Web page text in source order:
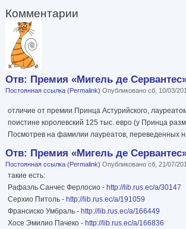
Комментарии
Отв: Премия «Мигель де
Постоянная ссылка (Permalink) Опубликовано сб, 10/03/
отличие от премии Принца Астурийского,
поистине королевский 125 тыс. евро (у Принца
Посмотрев на фамилии лауреатов, переведенных
Отв: Премия «Мигель де
Постоянная ссылка (Permalink) Опубликовано сб, 21/07/
такие есть:
Рафаэль Санчес Ферлосио - http://lib.rus.ec/a/30147
Серхио Питоль - http://lib.rus.ec/a/191059
Франсиско Умбраль - http://lib.rus.ec/a/166449
Хосе Эмилио Пачеко - http://lib.rus.ec/a/166836